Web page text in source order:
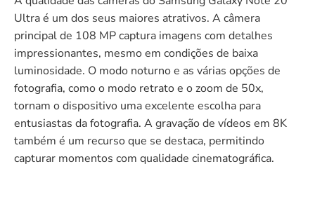
Ultra é um dos seus maiores atrativos. A câmera
principal de 108 MP captura imagens com detalhes
impressionantes, mesmo em condições de baixa
luminosidade. O modo noturno e as várias opções de
fotografia, como o modo retrato e o zoom de 50x,
tornam o dispositivo uma excelente escolha para
entusiastas da fotografia. A gravação de vídeos em 8K
também é um recurso que se destaca, permitindo
capturar momentos com qualidade cinematográfica.